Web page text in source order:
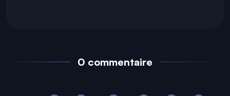
0 commentaire